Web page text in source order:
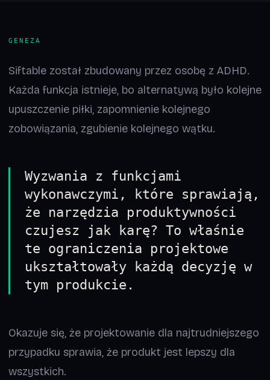
GENEZA
Siftable został zbudowany przez osobę z ADHD.
Każda funkcja istnieje, bo alternatywą było kolejne
upuszczenie piłki, zapomnienie kolejnego
zobowiązania, zgubienie kolejnego wątku.
Wyzwania z funkcjami
wykonawczymi, które sprawiają,
że narzędzia produktywności
czujesz jak karę? To właśnie
te ograniczenia projektowe
ukształtowały każdą decyzję w
tym produkcie.
Okazuje się, że projektowanie dla najtrudniejszego
przypadku sprawia, że produkt jest lepszy dla
wszystkich.